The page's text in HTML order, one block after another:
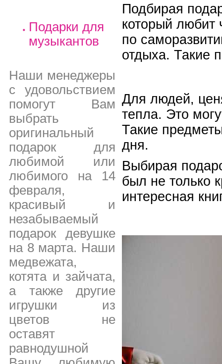
Подарки для
музыкантов
Наши менеджеры
с удовольствием
помогут Вам
выбрать
оригинальный
подарок для
любимой или
любимого на 14
февраля,
красивый и
незабываемый
подарок девушке
на 8 марта. Наши
медвежата,
котята и зайчата,
а также другие
игрушки из
цветов не
оставят
равнодушной
Подбирая
который любит
по
отдыха. Такие
Для людей,
тепла. Это
Такие
дня.
Выбирая
был не только
интересная